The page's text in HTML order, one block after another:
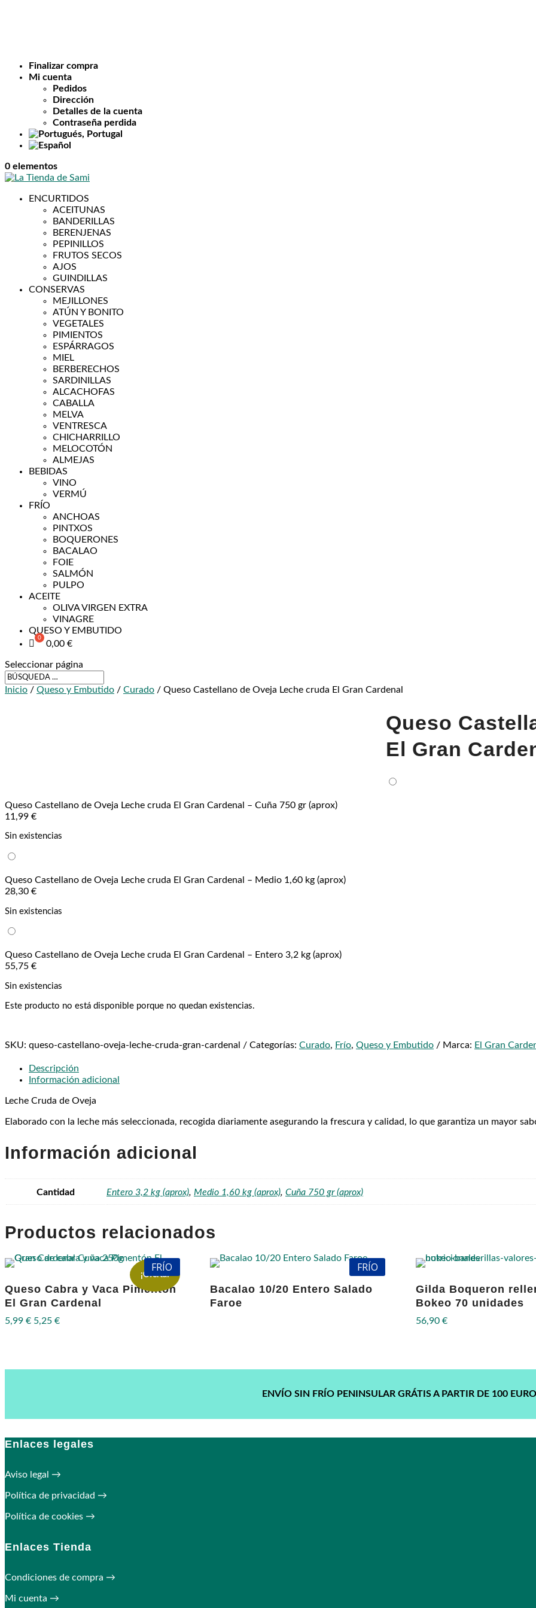
Finalizar compra
Mi cuenta
Pedidos
Dirección
Detalles de la cuenta
Contraseña perdida
0 elementos
ENCURTIDOS
ACEITUNAS
BANDERILLAS
BERENJENAS
PEPINILLOS
FRUTOS SECOS
AJOS
GUINDILLAS
CONSERVAS
MEJILLONES
ATÚN Y BONITO
VEGETALES
PIMIENTOS
ESPÁRRAGOS
MIEL
BERBERECHOS
SARDINILLAS
ALCACHOFAS
CABALLA
MELVA
VENTRESCA
CHICHARRILLO
MELOCOTÓN
ALMEJAS
BEBIDAS
VINO
VERMÚ
FRÍO
ANCHOAS
PINTXOS
BOQUERONES
BACALAO
FOIE
SALMÓN
PULPO
ACEITE
OLIVA VIRGEN EXTRA
VINAGRE
QUESO Y EMBUTIDO
0,00 €
Seleccionar página
Inicio / Queso y Embutido / Curado / Queso Castellano de Oveja Leche cruda El Gran Cardenal
Queso
El Gran
Queso Castellano de Oveja Leche cruda El Gran Cardenal – Cuña 750 gr (aprox)
11,99 €
Sin existencias
Queso Castellano de Oveja Leche cruda El Gran Cardenal – Medio 1,60 kg (aprox)
28,30 €
Sin existencias
Queso Castellano de Oveja Leche cruda El Gran Cardenal – Entero 3,2 kg (aprox)
55,75 €
Sin existencias
Este producto no está disponible porque no quedan existencias.
SKU: queso-castellano-oveja-leche-cruda-gran-cardenal Categorías: Curado, Frío, Queso y Embutido Marca: El Gran
Descripción
Información adicional
Leche Cruda de Oveja
Elaborado con la leche más seleccionada, recogida diariamente asegurando la frescura y calidad, lo que garantiza un mayor
Información adicional
Cantidad Entero 3,2 kg (aprox), Medio 1,60 kg (aprox), Cuña 750 gr (aprox)
Productos relacionados
¡Oferta!
FRÍO
Queso Cabra y Vaca Pimentón
El Gran Cardenal
5,99 € 5,25 €
FRÍO
Bacalao 10/20 Entero Salado
Faroe
Gilda Boqueron
Bokeo 70 unidades
56,90 €
ENVÍO SIN FRÍO PENINSULAR GRÁTIS A PARTIR DE 100
Enlaces legales
Aviso legal →
Política de privacidad →
Política de cookies →
Enlaces Tienda
Condiciones de compra →
Mi cuenta →